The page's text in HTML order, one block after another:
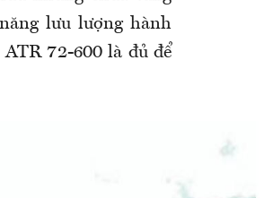
lưu lượng hành
72-600 là đủ để